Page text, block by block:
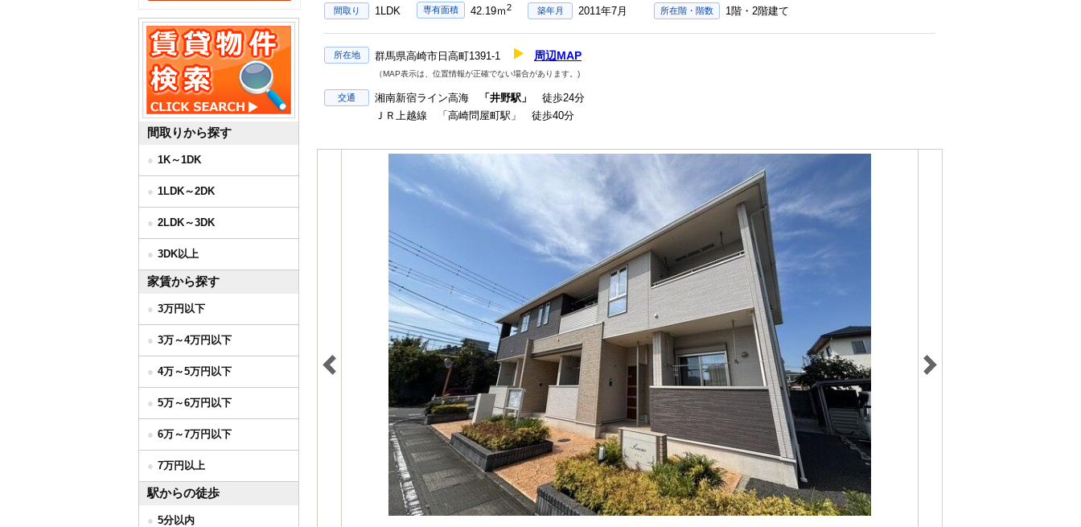
間取り 1LDK 専有面積 42.19ｍ2 築年月 2011年7月 所在階・階数 1階・2階建て
所在地 群馬県高崎市日高町1391-1 周辺MAP
（MAP表示は、位置情報が正確でない場合があります。)
交通 湘南新宿ライン高海 「井野駅」
徒歩24分
ＪＲ上越線 「高崎問屋町駅」 徒歩40分
間取りから探す
1K～1DK
1LDK～2DK
2LDK～3DK
3DK以上
家賃から探す
3万円以下
3万～4万円以下
4万～5万円以下
5万～6万円以下
6万～7万円以下
7万円以上
駅からの徒歩
5分以内